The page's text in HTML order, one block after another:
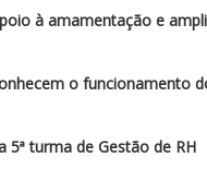
à amamentação e
o funcionamento
5ª turma de Gestão de RH